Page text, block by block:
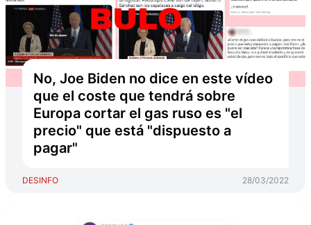
No, Joe Biden no dice en este vídeo
que el coste que tendrá sobre
Europa cortar el gas ruso es "el
precio" que está "dispuesto a
pagar"
DESINFO 28/03/2022